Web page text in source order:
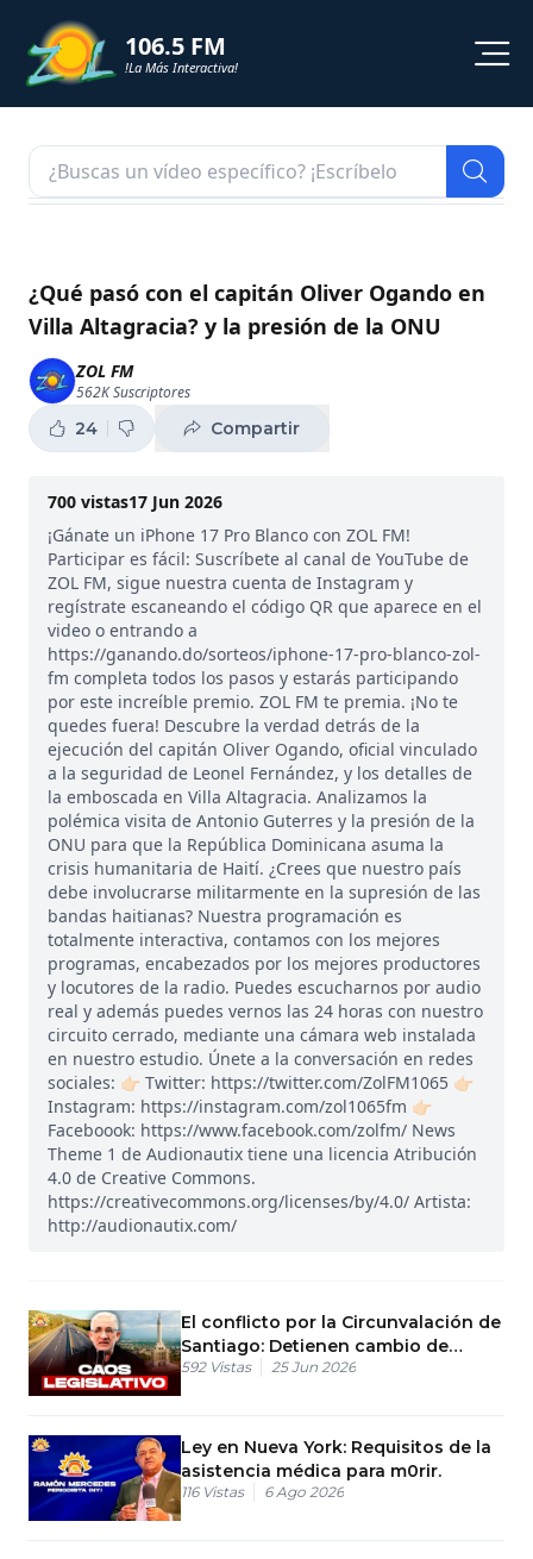
106.5 FM
!La Más Interactiva!
NOTICIAS
SHORTS
PODCAST
ZOL TV
¿Qué pasó con el capitán Oliver Ogando en
Villa Altagracia? y la presión de la ONU
ZOL FM
562KSuscriptores
24 Compartir
700 vistas17 Jun 2026
¡Gánate un iPhone 17 Pro Blanco con ZOL FM!
Participar es fácil: Suscríbete al canal de YouTube de
ZOL FM, sigue nuestra cuenta de Instagram y
regístrate escaneando el código QR que aparece en el
video o entrando a
https://ganando.do/sorteos/iphone-17-pro-blanco-zol-
fm completa todos los pasos y estarás participando
por este increíble premio. ZOL FM te premia. ¡No te
quedes fuera! Descubre la verdad detrás de la
ejecución del capitán Oliver Ogando, oficial vinculado
a la seguridad de Leonel Fernández, y los detalles de
la emboscada en Villa Altagracia. Analizamos la
polémica visita de Antonio Guterres y la presión de la
ONU para que la República Dominicana asuma la
crisis humanitaria de Haití. ¿Crees que nuestro país
debe involucrarse militarmente en la supresión de las
bandas haitianas? Nuestra programación es
totalmente interactiva, contamos con los mejores
programas, encabezados por los mejores productores
y locutores de la radio. Puedes escucharnos por audio
real y además puedes vernos las 24 horas con nuestro
circuito cerrado, mediante una cámara web instalada
en nuestro estudio. Únete a la conversación en redes
sociales: 👉🏻 Twitter: https://twitter.com/ZolFM1065 👉🏻
Instagram: https://instagram.com/zol1065fm 👉🏻
Faceboook: https://www.facebook.com/zolfm/ News
Theme 1 de Audionautix tiene una licencia Atribución
4.0 de Creative Commons.
https://creativecommons.org/licenses/by/4.0/ Artista:
http://audionautix.com/
El conflicto por la Circunvalación de
Santiago: Detienen cambio de
nombre
592 Vistas 25 Jun 2026
Ley en Nueva York: Requisitos de la
asistencia médica para m0rir.
116 Vistas 6 Ago 2026